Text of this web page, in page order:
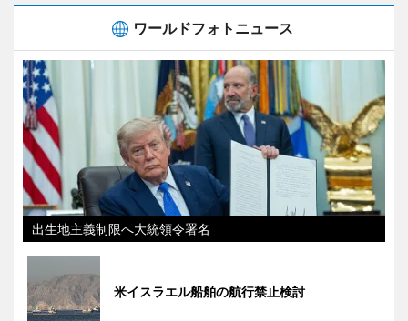
ワールドフォトニュース
出生地主義制限へ大統領令署名
米イスラエル船舶の航行禁止検討